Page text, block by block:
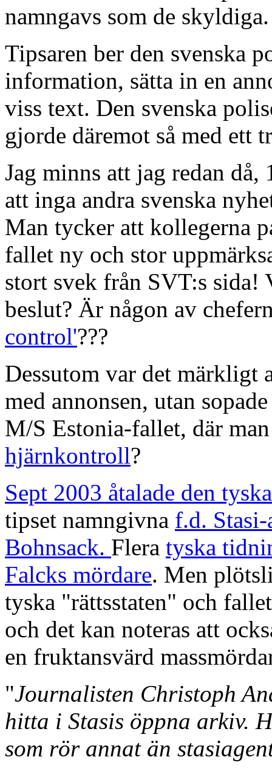
namngavs som de skyldiga.
Tipsaren ber den svenska
information, sätta in en
viss text. Den svenska
gjorde däremot så med ett
Jag minns att jag redan
att inga andra svenska
Man tycker att kollegerna
fallet ny och stor
stort svek från SVT:s sida!
beslut? Är någon av
control'???
Dessutom var det märkligt
med annonsen, utan
M/S Estonia-fallet, där
hjärnkontroll?
Sept 2003 åtalade den
tipset namngivna f.d.
Bohnsack. Flera tyska
Falcks mördare. Men
tyska "rättsstaten" och
och det kan noteras att
en fruktansvärd
"Journalisten Christoph
hitta i Stasis öppna arkiv.
som rör annat än